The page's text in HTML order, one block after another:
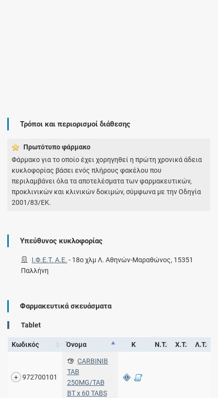
Τρόποι και περιορισμοί διάθεσης
Πρωτότυπο φάρμακo
Φάρμακο για το οποίο έχει χορηγηθεί η πρώτη χρονικά άδεια
κυκλοφορίας βάσει ενός πλήρους φακέλου που
περιλαμβάνει όλα τα αποτελέσματα των φαρμακευτικών,
προκλινικών και κλινικών δοκιμών, σύμφωνα με την Οδηγία
2001/83/ΕΚ.
Υπεύθυνος κυκλοφορίας
Ι.Φ.Ε.Τ. A.E. - 18ο χλμ Λ. Αθηνών-Μαραθώνος, 15351
Παλλήνη
Φαρμακευτικά σκευάσματα
Tablet
Κωδικός Όνομα Κ Ν.Τ. Χ.Τ. Λ.Τ.
972700101
CARBINIB
TAB
250MG/TAB
BT x 60 TABS